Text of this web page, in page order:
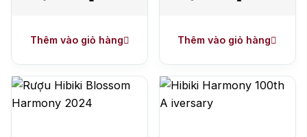
Thêm vào giỏ hàng Thêm vào giỏ hàng